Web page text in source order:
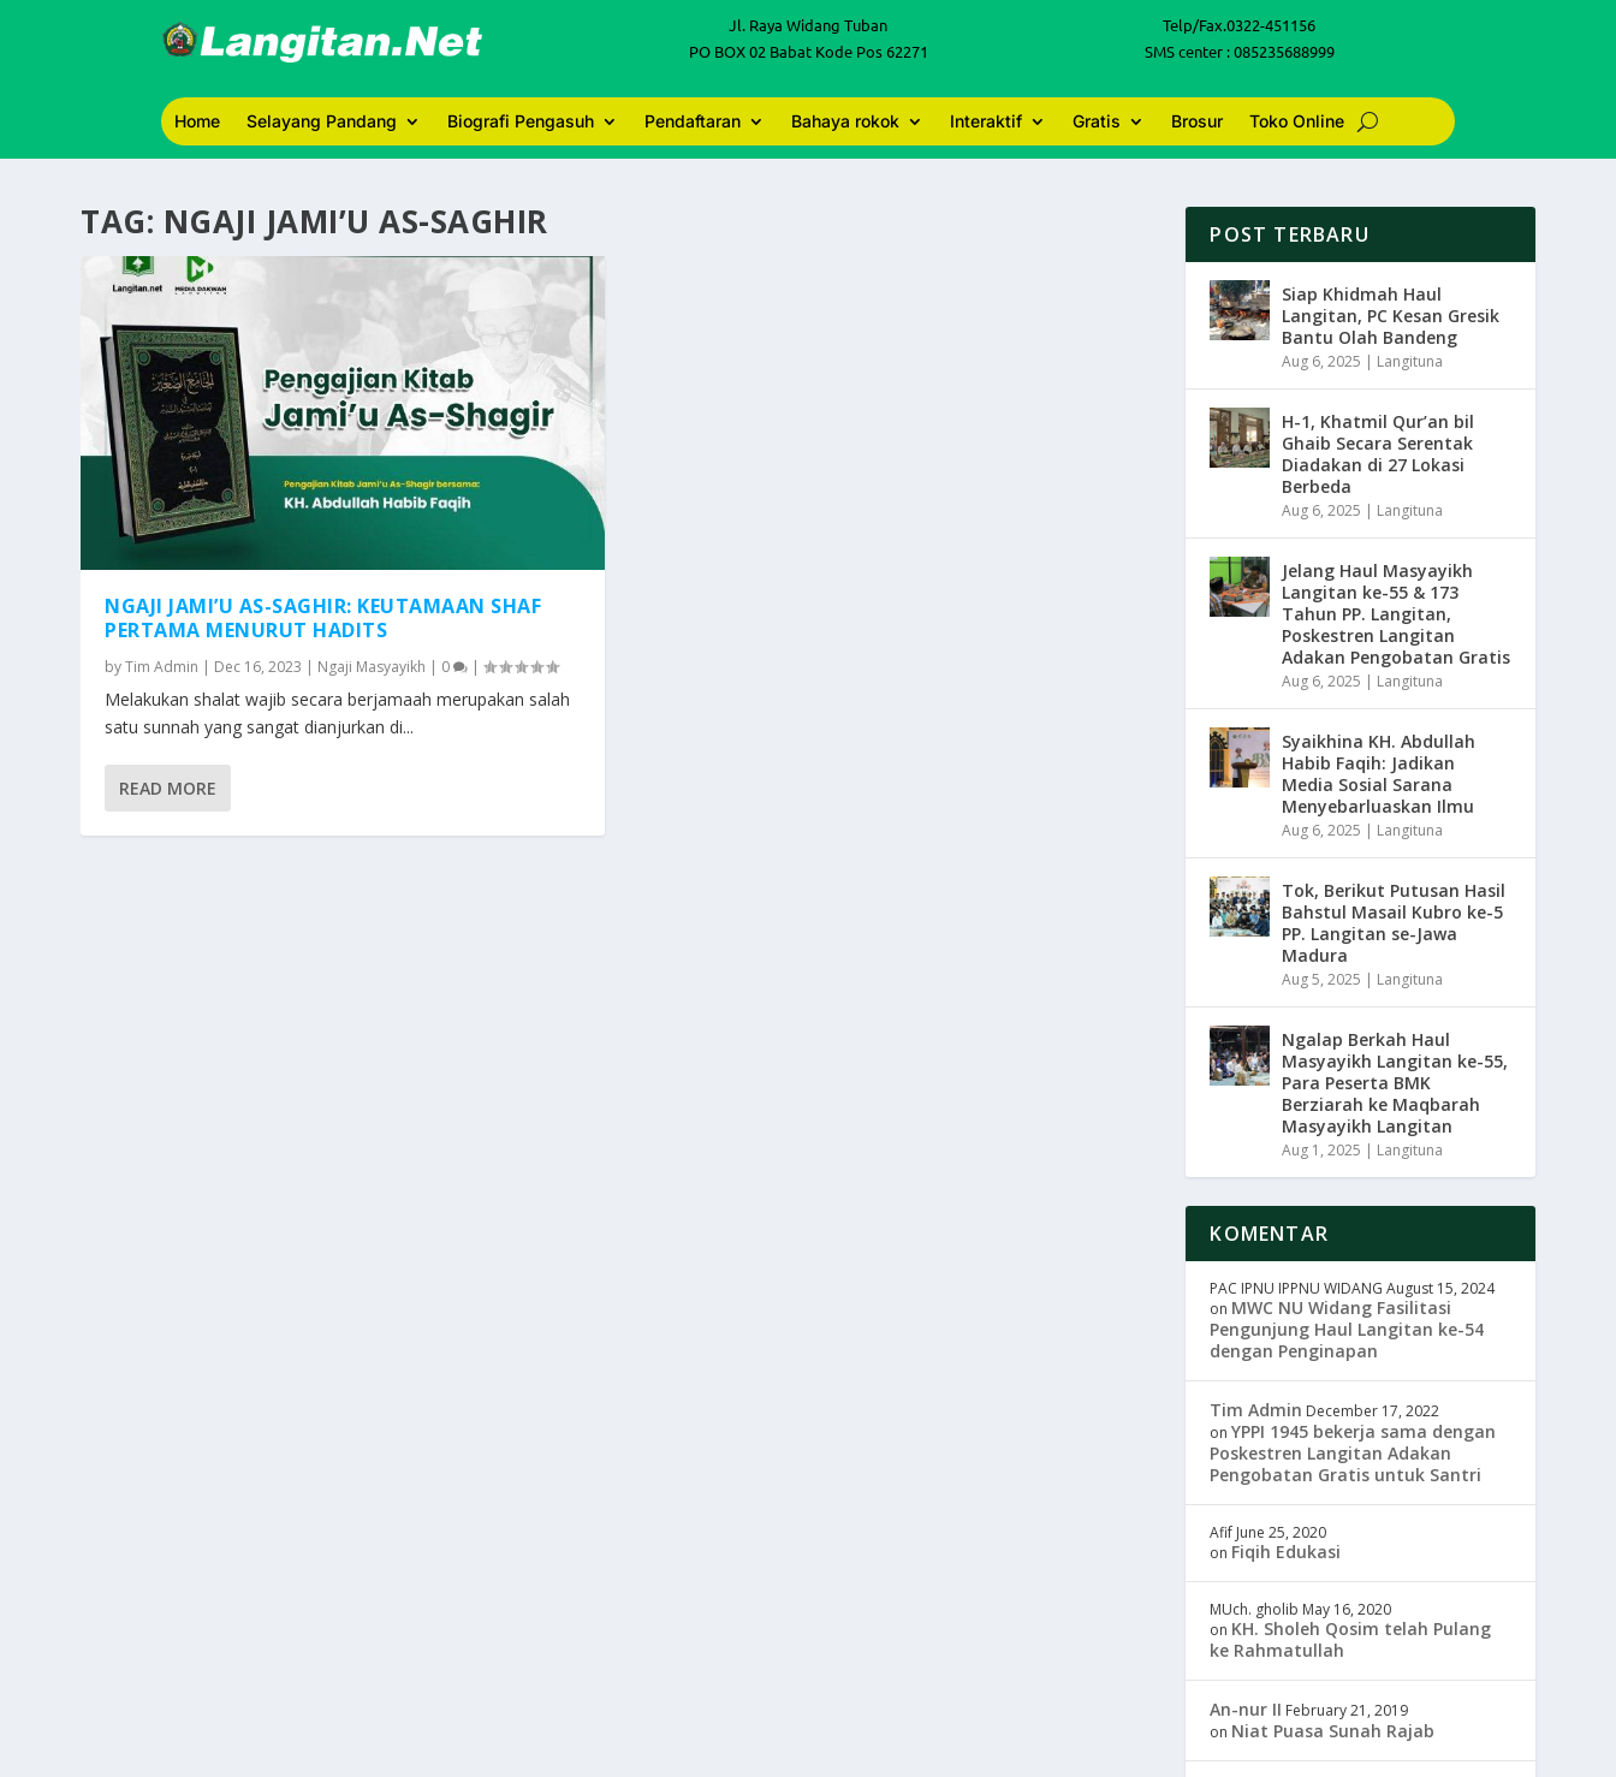
Jl. Raya Widang Tuban
PO BOX 02 Babat Kode Pos 62271
Telp/Fax.0322-451156
SMS center : 085235688999
Home Selayang Pandang Biografi Pengasuh Pendaftaran Bahaya rokok Interaktif Gratis Brosur Toko Online
TAG: NGAJI JAMI’U AS-SAGHIR
NGAJI JAMI’U AS-SAGHIR: KEUTAMAAN SHAF
PERTAMA MENURUT HADITS
byTim Admin | Dec 16, 2023 | Ngaji Masyayikh | 0 |
Melakukan shalat wajib secara berjamaah merupakan salah
satu sunnah yang sangat dianjurkan di...
READ MORE
POST TERBARU
Siap Khidmah Haul
Langitan, PC Kesan Gresik
Bantu Olah Bandeng
Aug 6, 2025 | Langituna
H-1, Khatmil Qur’an bil
Ghaib Secara Serentak
Diadakan di 27 Lokasi
Berbeda
Aug 6, 2025 | Langituna
Jelang Haul Masyayikh
Langitan ke-55 & 173
Tahun PP. Langitan,
Poskestren Langitan
Adakan Pengobatan Gratis
Aug 6, 2025 | Langituna
Syaikhina KH. Abdullah
Habib Faqih: Jadikan
Media Sosial Sarana
Menyebarluaskan Ilmu
Aug 6, 2025 | Langituna
Tok, Berikut Putusan Hasil
Bahstul Masail Kubro ke-5
PP. Langitan se-Jawa
Madura
Aug 5, 2025 | Langituna
Ngalap Berkah Haul
Masyayikh Langitan ke-55,
Para Peserta BMK
Berziarah ke Maqbarah
Masyayikh Langitan
Aug 1, 2025 | Langituna
KOMENTAR
PAC IPNU IPPNU WIDANG August 15, 2024
on MWC NU Widang Fasilitasi
Pengunjung Haul Langitan ke-54
dengan Penginapan
Tim Admin December 17, 2022
onYPPI 1945 bekerja sama dengan
Poskestren Langitan Adakan
Pengobatan Gratis untuk Santri
Afif June 25, 2020
on Fiqih Edukasi
MUch. gholib May 16, 2020
on KH. Sholeh Qosim telah Pulang
ke Rahmatullah
An-nur II February 21, 2019
on Niat Puasa Sunah Rajab